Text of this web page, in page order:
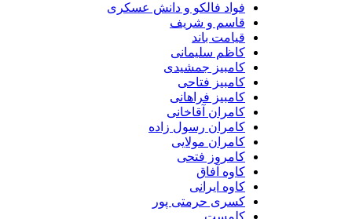
فواد فالکو و دانش عسکری
قاسم و شریف
قیامت باند
کاظم سلیمانی
کامبیز جمشیدی
کامبیز فتاحی
کامبیز فراهانی
کامران آقاخانی
کامران رسول زاده
کامران مولایی
کامروز فتحی
کاوه آفاق
کاوه ایرانی
کسری حرمتی پور